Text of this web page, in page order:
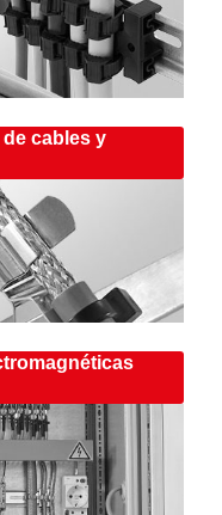
cables y